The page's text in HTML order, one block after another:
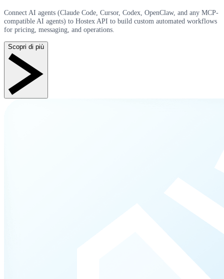
Connect AI agents (Claude Code, Cursor, Codex, OpenClaw, and any MCP-
compatible AI agents) to Hostex API to build custom automated workflows
for pricing, messaging, and operations.
Scopri di più